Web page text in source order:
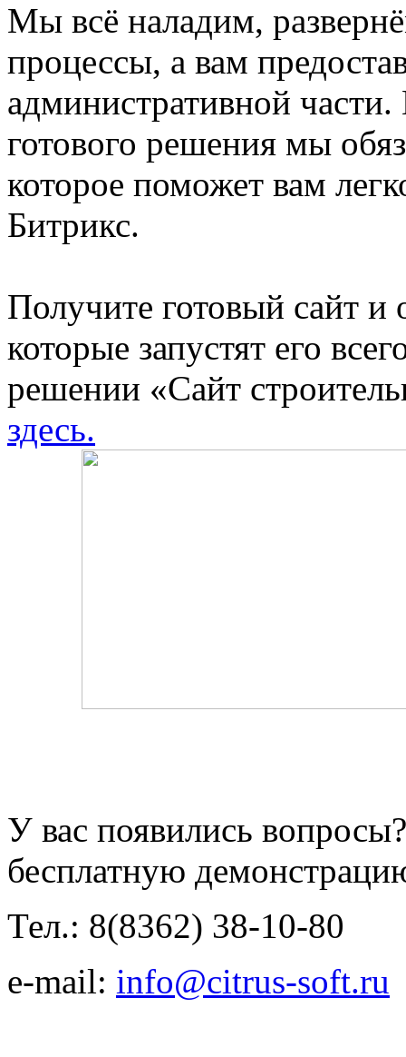
Мы всё наладим,
процессы, а вам
административной
готового решения мы
которое поможет вам
Битрикс.
Получите готовый сайт и
которые запустят его
решении «Сайт
здесь.
У вас появились
бесплатную
Тел.: 8(8362) 38-10-80
e-mail: info@citrus-soft.ru